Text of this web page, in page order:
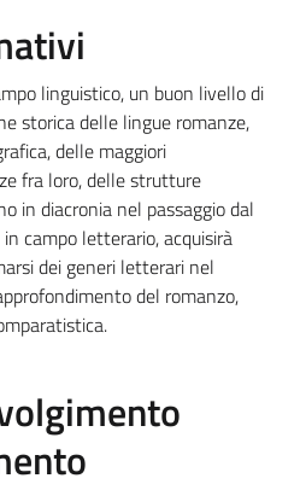
linguistico, un buon livello di
storica delle lingue romanze,
delle maggiori
fra loro, delle strutture
in diacronia nel passaggio dal
campo letterario, acquisirà
dei generi letterari nel
del romanzo,